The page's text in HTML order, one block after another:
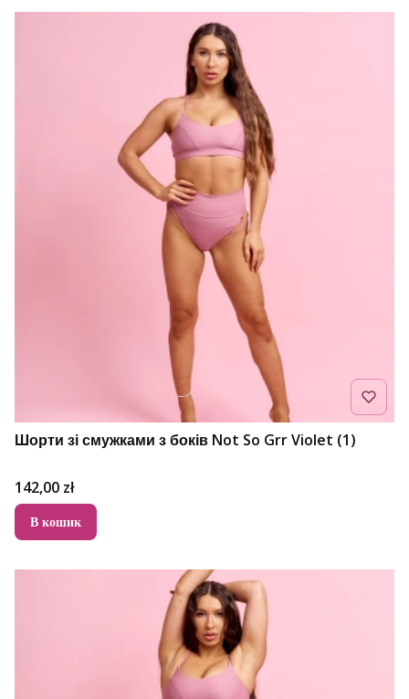
Шорти зі смужками з боків Not So Grr Violet (1)
Ціна
142,00 zł
В кошик